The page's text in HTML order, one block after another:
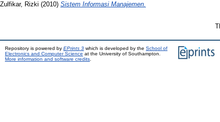
Zulfikar, Rizki (2010) Sistem Informasi Manajemen.
Repository is powered by EPrints 3 which is developed by the School of
Electronics and Computer Science at the University of Southampton.
More information and software credits.